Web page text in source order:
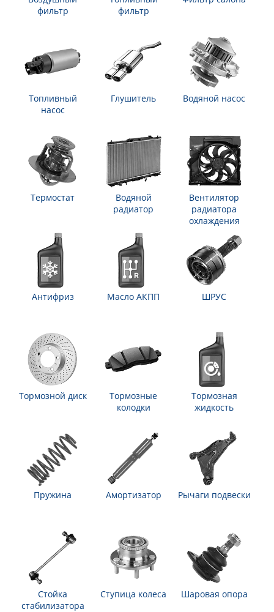
фильтр
фильтр
Топливный
насос
Глушитель Водяной насос
Термостат
Водяной
радиатор
Вентилятор
радиатора
охлаждения
Антифриз Масло АКПП ШРУС
Тормозной диск
Тормозные
колодки
Тормозная
жидкость
Пружина Амортизатор Рычаги подвески
Стойка
стабилизатора
Ступица колеса Шаровая опора